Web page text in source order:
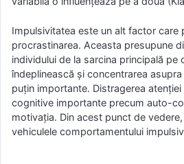
Impulsivitatea este un alt factor care
procrastinarea. Aceasta presupune
individului de la sarcina principală pe
îndeplinească și concentrarea
puțin importante. Distragerea
cognitive importante precum auto-
motivația. Din acest punct de
vehiculele comportamentului